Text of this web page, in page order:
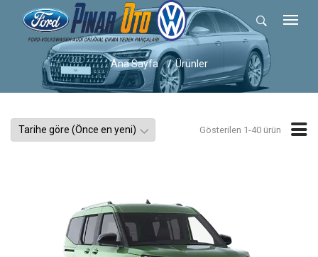
Ana Sayfa Ürünler
Gösterilen 1-40 ürün